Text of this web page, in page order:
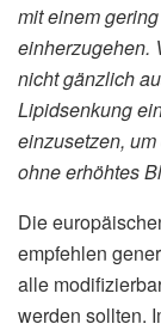
mit einem
einherzugehen.
nicht gänzlich
Lipidsenkung
einzusetzen,
ohne erhöhtes
Die
empfehlen
alle
werden sollten.